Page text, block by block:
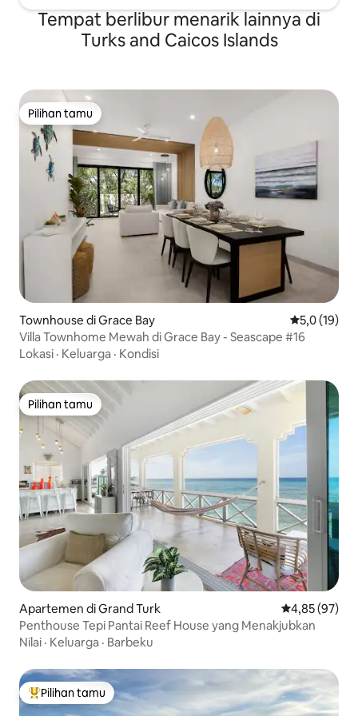
Tempat berlibur menarik lainnya di
Turks and Caicos Islands
Pilihan tamu
Pilihan tamu
Townhouse di Grace Bay Nilai rata-
5,0 (19)
Villa Townhome Mewah di Grace Bay - Seascape #16
Lokasi · Keluarga · Kondisi
Pilihan tamu
Pilihan tamu
Apartemen di Grand Turk Nilai rata-rata
4,85 (97)
Penthouse Tepi Pantai Reef House yang Menakjubkan
Nilai · Keluarga · Barbeku
Pilihan tamu terpopuler
Pilihan tamu